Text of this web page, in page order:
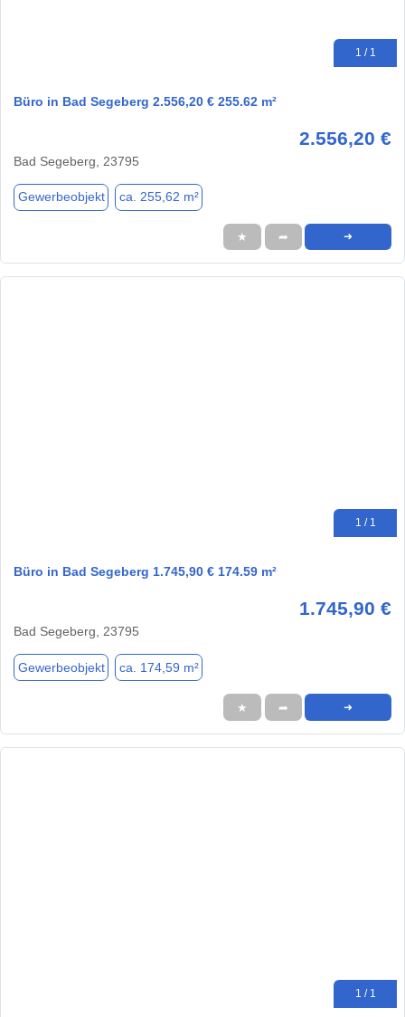
1 / 1
Büro in Bad Segeberg 2.556,20 € 255.62 m²
2.556,20 €
Bad Segeberg, 23795
Gewerbeobjekt ca. 255,62 m²
★ ➦ ➜
1 / 1
Büro in Bad Segeberg 1.745,90 € 174.59 m²
1.745,90 €
Bad Segeberg, 23795
Gewerbeobjekt ca. 174,59 m²
★ ➦ ➜
1 / 1